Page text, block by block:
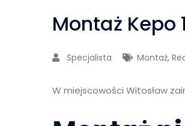
Montaż Kepo
Specjalista Montaż,
W miejscowości Witosław